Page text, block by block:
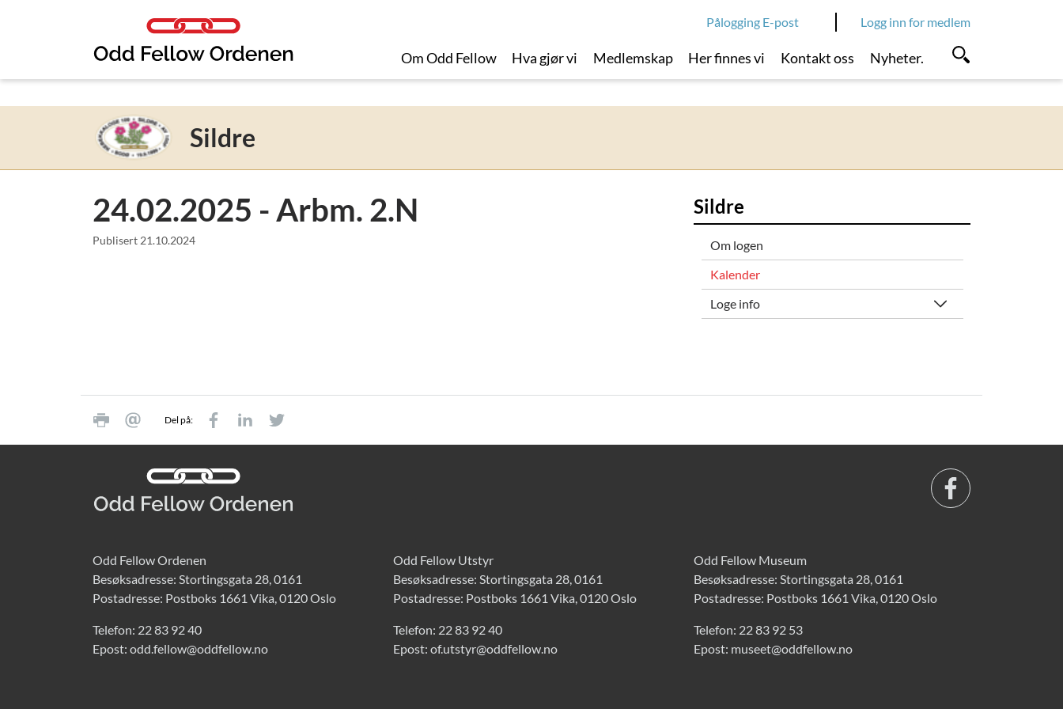
Logg inn for medlem
Pålogging E-post
Om Odd Fellow Hva gjør vi Medlemskap Her finnes vi Kontakt oss Nyheter.
Sildre
24.02.2025 - Arbm. 2.N
Publisert 21.10.2024
Sildre
Om logen
Kalender
Loge info
Del på:
Odd Fellow Ordenen
Besøksadresse: Stortingsgata 28, 0161
Postadresse: Postboks 1661 Vika, 0120 Oslo
Telefon: 22 83 92 40
Epost: odd.fellow@oddfellow.no
Odd Fellow Utstyr
Besøksadresse: Stortingsgata 28, 0161
Postadresse: Postboks 1661 Vika, 0120 Oslo
Telefon: 22 83 92 40
Epost: of.utstyr@oddfellow.no
Odd Fellow Museum
Besøksadresse: Stortingsgata 28, 0161
Postadresse: Postboks 1661 Vika, 0120 Oslo
Telefon: 22 83 92 53
Epost: museet@oddfellow.no